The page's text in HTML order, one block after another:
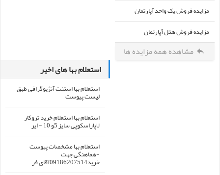
مزایده فروش یک واحد آپارتمان
مزایده فروش هتل آپارتمان
مشاهده همه مزایده ها
استعلام بها های اخیر
استعلام بها استنت آنژیوگرافی طبق
لیست پیوست
استعلام بها استعلام خرید تروکار
لاپاراسکوپی سایز 5و 10 - ایر
استعلام بها مشخصات پیوست
-هماهنگی جهت
خرید09186207514آقای فر